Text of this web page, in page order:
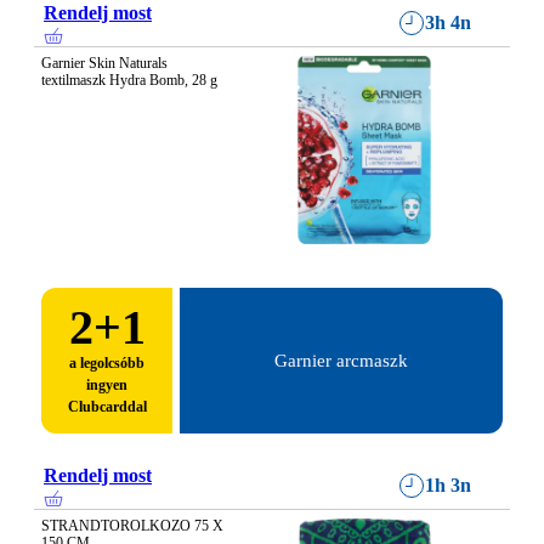
Rendelj most 3h 4n
Garnier Skin Naturals
textilmaszk Hydra Bomb, 28 g
2+1
a legolcsóbb
ingyen
Clubcarddal
Garnier arcmaszk
Rendelj most 1h 3n
STRANDTOROLKOZO 75 X